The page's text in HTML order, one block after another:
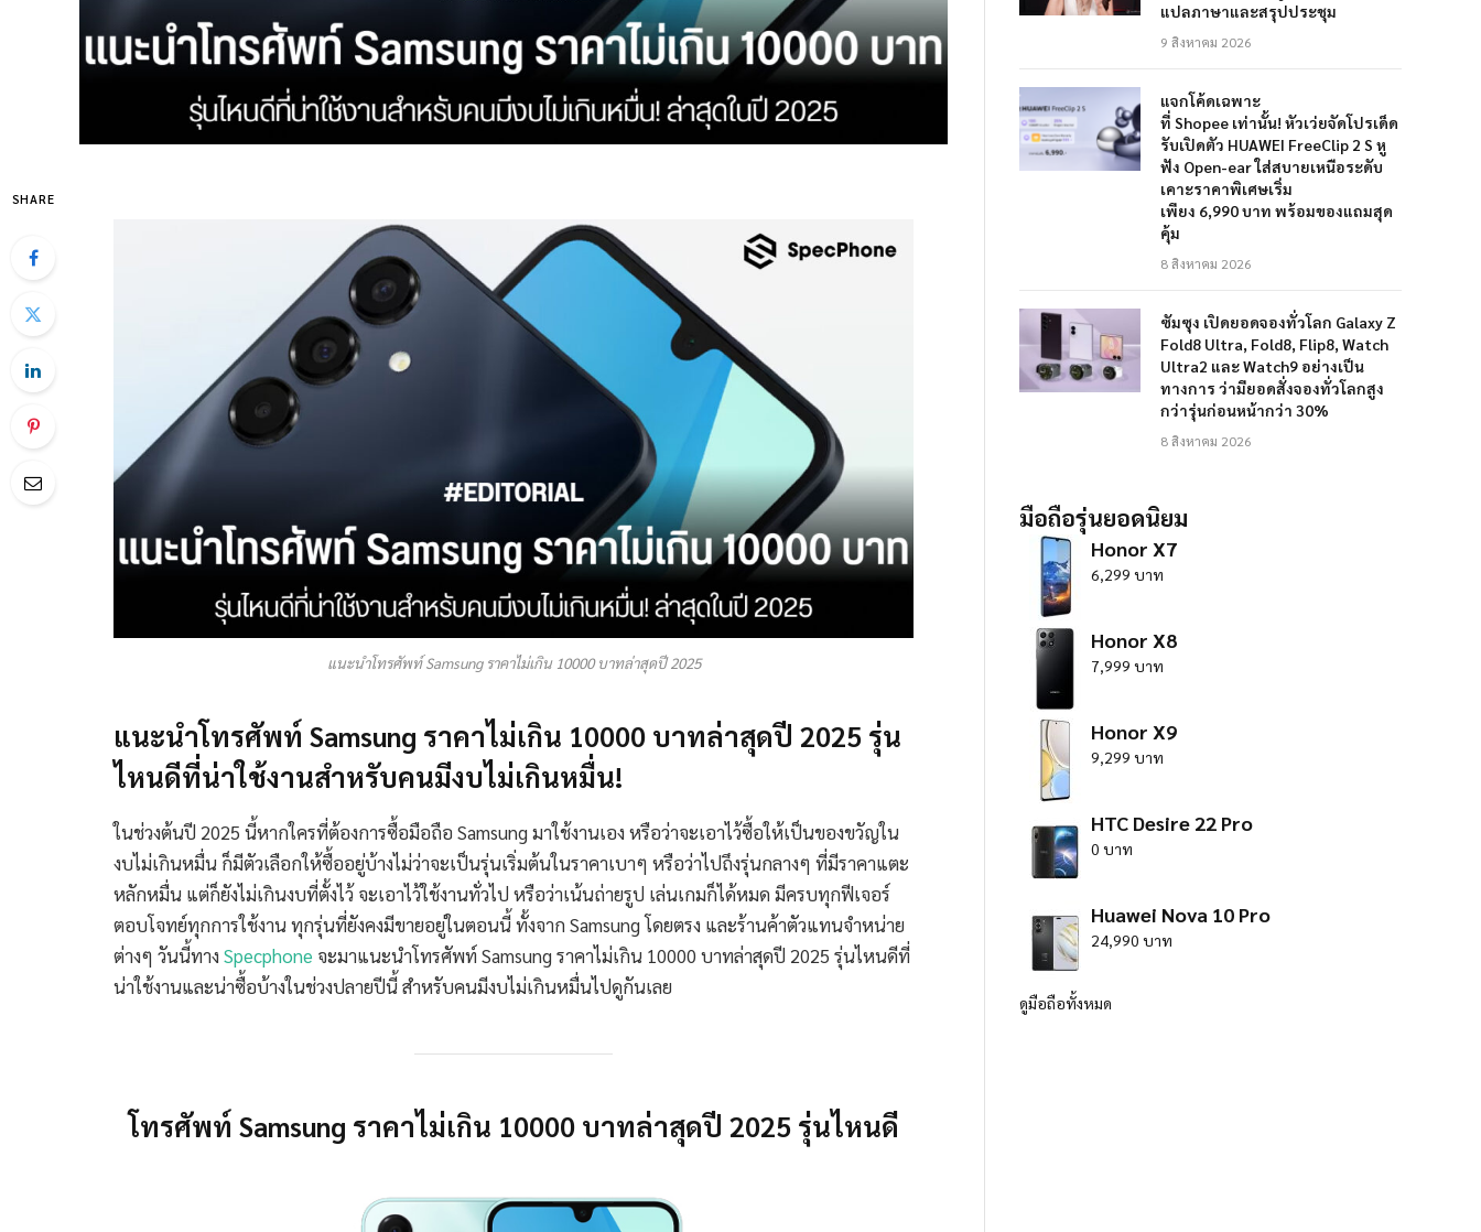
SHARE
แนะนำโทรศัพท์ Samsung ราคาไม่เกิน 10000 บาทล่าสุดปี 2025
แนะนำโทรศัพท์ Samsung ราคาไม่เกิน 10000 บาทล่าสุดปี 2025 รุ่น
ไหนดีที่น่าใช้งานสำหรับคนมีงบไม่เกินหมื่น!
ในช่วงต้นปี 2025 นี้หากใครที่ต้องการซื้อมือถือ Samsung มาใช้งานเอง หรือว่าจะเอาไว้ซื้อให้เป็นของขวัญใน
งบไม่เกินหมื่น ก็มีตัวเลือกให้ซื้ออยู่บ้างไม่ว่าจะเป็นรุ่นเริ่มต้นในราคาเบาๆ หรือว่าไปถึงรุ่นกลางๆ ที่มีราคาแตะ
หลักหมื่น แต่ก็ยังไม่เกินงบที่ตั้งไว้ จะเอาไว้ใช้งานทั่วไป หรือว่าเน้นถ่ายรูป เล่นเกมก็ได้หมด มีครบทุกฟีเจอร์
ตอบโจทย์ทุกการใช้งาน ทุกรุ่นที่ยังคงมีขายอยู่ในตอนนี้ ทั้งจาก Samsung โดยตรง และร้านค้าตัวแทนจำหน่าย
ต่างๆ วันนี้ทาง Specphone จะมาแนะนำโทรศัพท์ Samsung ราคาไม่เกิน 10000 บาทล่าสุดปี 2025 รุ่นไหนดีที่
น่าใช้งานและน่าซื้อบ้างในช่วงปลายปีนี้ สำหรับคนมีงบไม่เกินหมื่นไปดูกันเลย
โทรศัพท์ Samsung ราคาไม่เกิน 10000 บาทล่าสุดปี 2025 รุ่นไหนดี
แปลภาษาและสรุปประชุม
9 สิงหาคม 2026
แจกโค้ดเฉพาะ
ที่ Shopee เท่านั้น! หัวเว่ยจัดโปรเด็ด
รับเปิดตัว HUAWEI FreeClip 2 S หู
ฟัง Open-ear ใส่สบายเหนือระดับ
เคาะราคาพิเศษเริ่ม
เพียง 6,990 บาท พร้อมของแถมสุด
คุ้ม
8 สิงหาคม 2026
ซัมซุง เปิดยอดจองทั่วโลก Galaxy Z
Fold8 Ultra, Fold8, Flip8, Watch
Ultra2 และ Watch9 อย่างเป็น
ทางการ ว่ามียอดสั่งจองทั่วโลกสูง
กว่ารุ่นก่อนหน้ากว่า 30%
8 สิงหาคม 2026
มือถือรุ่นยอดนิยม
Honor X7
6,299 บาท
Honor X8
7,999 บาท
Honor X9
9,299 บาท
HTC Desire 22 Pro
0 บาท
Huawei Nova 10 Pro
24,990 บาท
ดูมือถือทั้งหมด